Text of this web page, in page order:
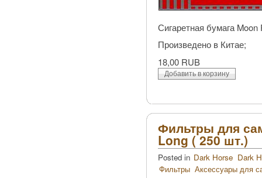
Сигаретная бумага
Произведено в Китае;
18,00 RUB
Фильтры для
Long ( 250 шт.)
Posted in Dark Horse Dark
Фильтры Аксессуары для